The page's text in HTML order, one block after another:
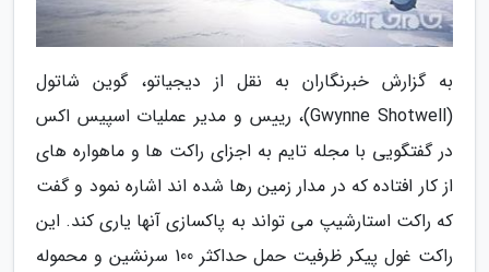
به گزارش خبرنگاران به نقل از دیجیاتو، گوین شاتول
(Gwynne Shotwell)، رییس و مدیر عملیات اسپیس اکس
در گفتگویی با مجله تایم به اجزای راکت ها و ماهواره های
از کار افتاده که در مدار زمین رها شده اند اشاره نمود و گفت
که راکت استارشیپ می تواند به پاکسازی آنها یاری کند. این
راکت غول پیکر ظرفیت حمل حداکثر 100 سرنشین و محموله